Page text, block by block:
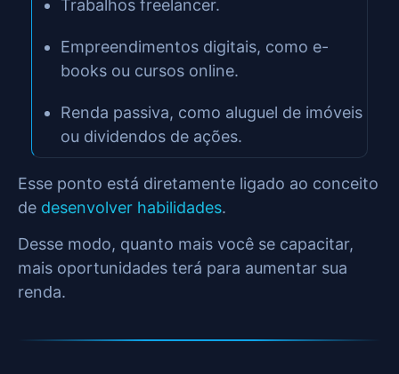
Trabalhos freelancer.
Empreendimentos digitais, como e-
books ou cursos online.
Renda passiva, como aluguel de imóveis
ou dividendos de ações.
Esse ponto está diretamente ligado ao conceito
de desenvolver habilidades.
Desse modo, quanto mais você se capacitar,
mais oportunidades terá para aumentar sua
renda.